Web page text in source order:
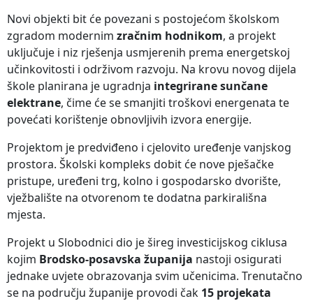
Novi objekti bit će povezani s postojećom školskom
zgradom modernim zračnim hodnikom, a projekt
uključuje i niz rješenja usmjerenih prema energetskoj
učinkovitosti i održivom razvoju. Na krovu novog dijela
škole planirana je ugradnja integrirane sunčane
elektrane, čime će se smanjiti troškovi energenata te
povećati korištenje obnovljivih izvora energije.
Projektom je predviđeno i cjelovito uređenje vanjskog
prostora. Školski kompleks dobit će nove pješačke
pristupe, uređeni trg, kolno i gospodarsko dvorište,
vježbalište na otvorenom te dodatna parkirališna
mjesta.
Projekt u Slobodnici dio je šireg investicijskog ciklusa
kojim Brodsko-posavska županija nastoji osigurati
jednake uvjete obrazovanja svim učenicima. Trenutačno
se na području županije provodi čak 15 projekata